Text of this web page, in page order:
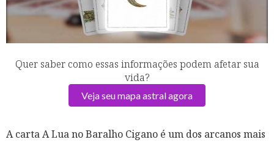
Quer saber como essas informações podem afetar sua
vida?
Veja seu mapa astral agora
A carta A Lua no Baralho Cigano é um dos arcanos mais